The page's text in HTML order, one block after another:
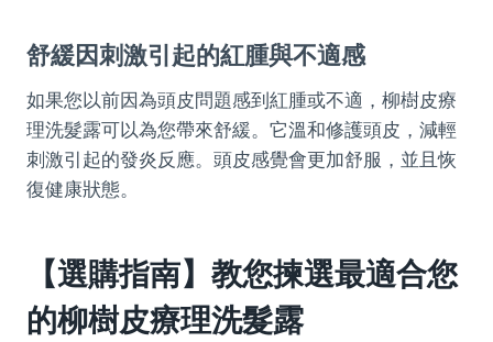
舒緩因刺激引起的紅腫與不適感
如果您以前因為頭皮問題感到紅腫或不適，柳樹皮療
理洗髮露可以為您帶來舒緩。它溫和修護頭皮，減輕
刺激引起的發炎反應。頭皮感覺會更加舒服，並且恢
復健康狀態。
【選購指南】教您揀選最適合您
的柳樹皮療理洗髮露